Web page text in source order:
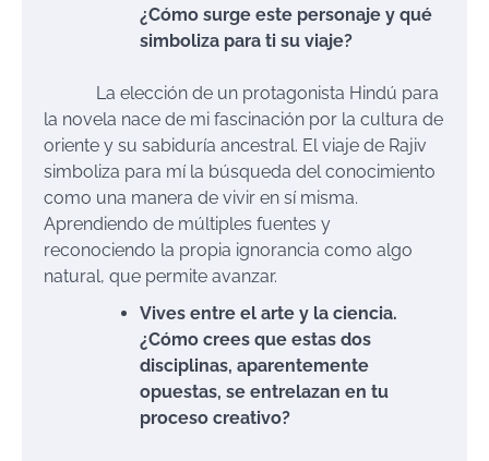
¿Cómo surge este personaje y qué
simboliza para ti su viaje?
La elección de un protagonista Hindú para
la novela nace de mi fascinación por la cultura de
oriente y su sabiduría ancestral. El viaje de Rajiv
simboliza para mí la búsqueda del conocimiento
como una manera de vivir en sí misma.
Aprendiendo de múltiples fuentes y
reconociendo la propia ignorancia como algo
natural, que permite avanzar.
Vives entre el arte y la ciencia.
¿Cómo crees que estas dos
disciplinas, aparentemente
opuestas, se entrelazan en tu
proceso creativo?